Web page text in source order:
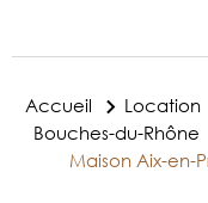
Accueil Location
Bouches-du-Rhône
Maison Aix-en-